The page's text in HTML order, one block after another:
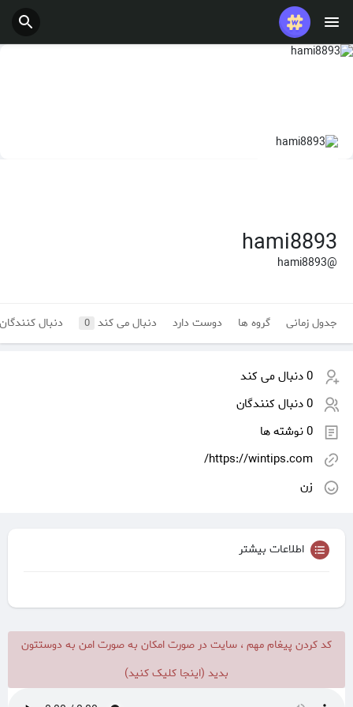
hami8893
@hami8893
جدول زمانی گروه ها دوست دارد دنبال می کند 0 دنبال
0 دنبال می کند
0 دنبال کنندگان
0 نوشته ها
https://wintips.com/
زن
اطلاعات بیشتر
کد کردن پیغام مهم ، سایت در صورت امکان به صورت امن به دوستتون
بدید (اینجا کلیک کنید)